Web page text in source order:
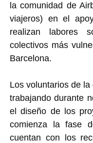
la comunidad de
viajeros) en el
realizan labores
colectivos más
Barcelona.
Los voluntarios de
trabajando durante
el diseño de los
comienza la fase
cuentan con los